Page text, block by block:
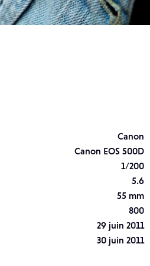
Canon
Canon EOS 500D
1/200
5.6
55 mm
800
29 juin 2011
30 juin 2011